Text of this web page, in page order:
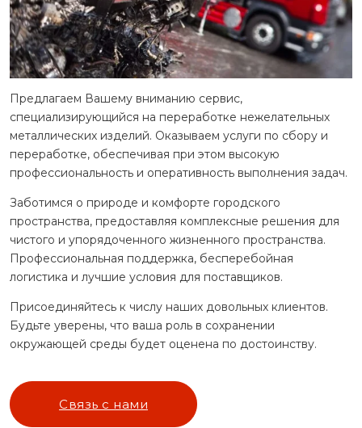
Предлагаем Вашему вниманию сервис,
специализирующийся на переработке нежелательных
металлических изделий. Оказываем услуги по сбору и
переработке, обеспечивая при этом высокую
профессиональность и оперативность выполнения задач.
Заботимся о природе и комфорте городского
пространства, предоставляя комплексные решения для
чистого и упорядоченного жизненного пространства.
Профессиональная поддержка, бесперебойная
логистика и лучшие условия для поставщиков.
Присоединяйтесь к числу наших довольных клиентов.
Будьте уверены, что ваша роль в сохранении
окружающей среды будет оценена по достоинству.
Связь с нами